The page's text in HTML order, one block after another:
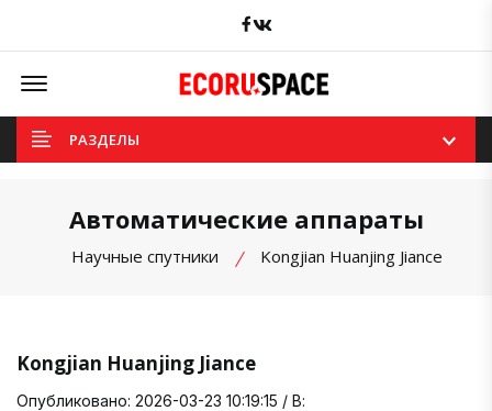
Facebook
Offcanvas Menu Open
РАЗДЕЛЫ
Автоматические аппараты
Научные спутники Kongjian Huanjing Jiance
Kongjian Huanjing Jiance
Опубликовано: 2026-03-23 10:19:15 / В: